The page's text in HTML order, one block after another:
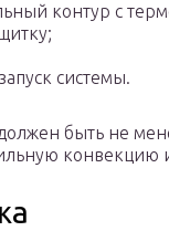
контур с
системы.
быть не
конвекцию